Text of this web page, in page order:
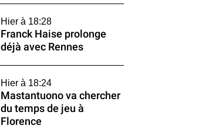
Hier à 18:28
Franck Haise prolonge
déjà avec Rennes
Hier à 18:24
Mastantuono va chercher
du temps de jeu à
Florence